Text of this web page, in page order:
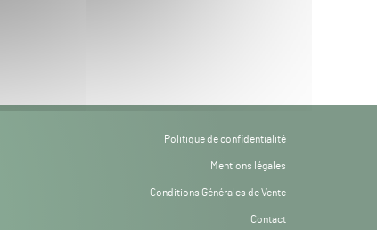
Politique de confidentialité
Mentions légales
Conditions Générales de Vente
Contact